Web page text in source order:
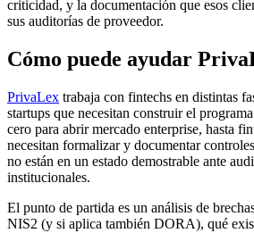
criticidad, y la documentación que esos
sus auditorías de proveedor.
Cómo puede ayudar
PrivaLex trabaja con fintechs en distintas
startups que necesitan construir el
cero para abrir mercado enterprise, hasta
necesitan formalizar y documentar
no están en un estado demostrable ante
institucionales.
El punto de partida es un análisis de
NIS2 (y si aplica también DORA), qué